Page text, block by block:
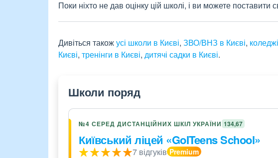
Поки ніхто не дав оцінку цій школі, і ви можете
Дивіться такожусі школи в Києві, ЗВО/ВНЗ в Києві,
Києві, тренінги в Києві, дитячі садки в Києві.
Школи поряд
№4 СЕРЕД ДИСТАНЦІЙНИХ ШКІЛ УКРАЇНИ 134,67
Київський ліцей «GoITeens School»
7 відгуків